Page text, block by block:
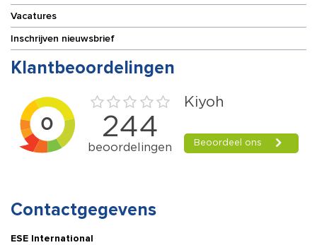
Vacatures
Inschrijven nieuwsbrief
Klantbeoordelingen
Contactgegevens
ESE International